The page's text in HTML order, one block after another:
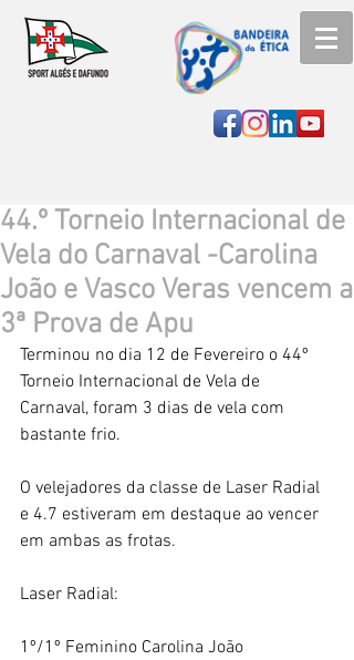
44.º Torneio Internacional de
Vela do Carnaval -Carolina
João e Vasco Veras vencem a
3ª Prova de Apu
Terminou no dia 12 de Fevereiro o 44º
Torneio Internacional de Vela de
Carnaval, foram 3 dias de vela com
bastante frio.
O velejadores da classe de Laser Radial
e 4.7 estiveram em destaque ao vencer
em ambas as frotas.
Laser Radial:
1º/1º Feminino Carolina João